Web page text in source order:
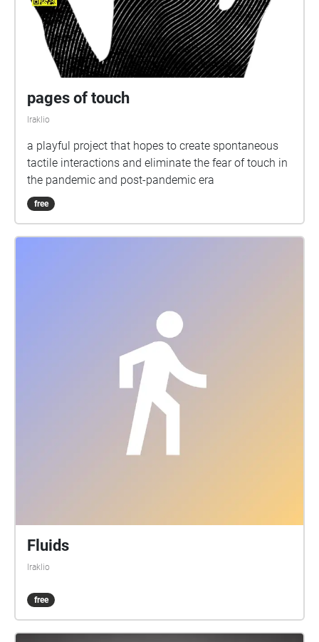
pages of touch
Iraklio
a playful project that hopes to create spontaneous
tactile interactions and eliminate the fear of touch in
the pandemic and post-pandemic era
free
Fluids
Iraklio
free